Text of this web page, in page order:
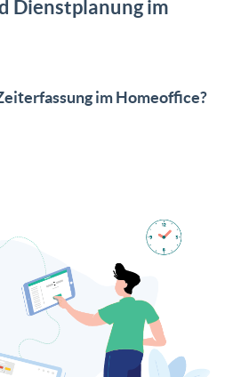
Dienstplanung im
im Homeoffice?